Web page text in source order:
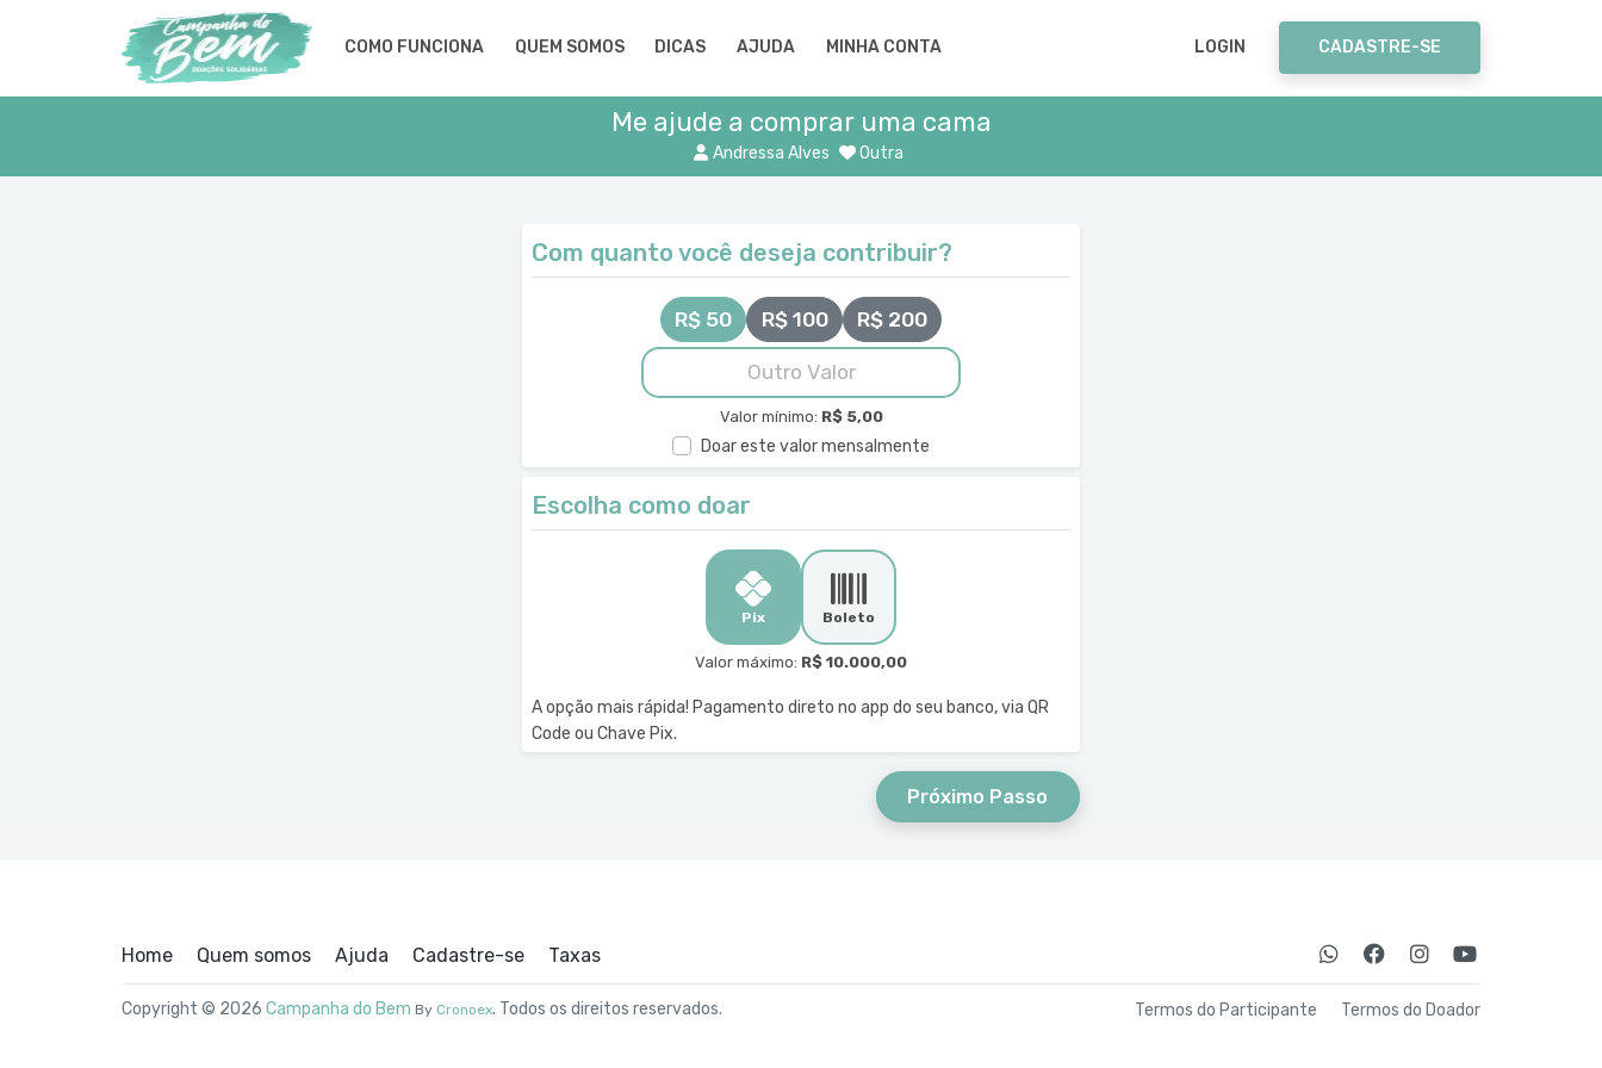
COMO FUNCIONA QUEM SOMOS DICAS AJUDA MINHA CONTA LOGIN CADASTRE-SE
Me ajude a comprar uma cama
Andressa Alves Outra
Com quanto você deseja contribuir?
R$ 50 R$ 100 R$ 200
Valor mínimo: R$ 5,00
Doar este valor mensalmente
Escolha como doar
Pix Boleto
Valor máximo: R$ 10.000,00
A opção mais rápida! Pagamento direto no app do seu banco, via QR
Code ou Chave Pix.
Próximo Passo
Home Quem somos Ajuda Cadastre-se Taxas
Copyright © 2026 Campanha do Bem By Cronoex. Todos os direitos reservados. Termos do Participante Termos do Doador